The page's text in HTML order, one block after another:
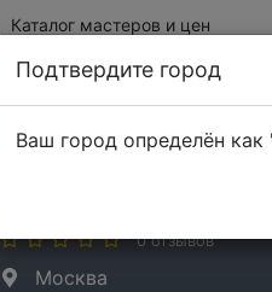
Каталог мастеров и цен
Иванов Андрей
0 отзывов
Москва
Подтвердите город
Ваш город определён как